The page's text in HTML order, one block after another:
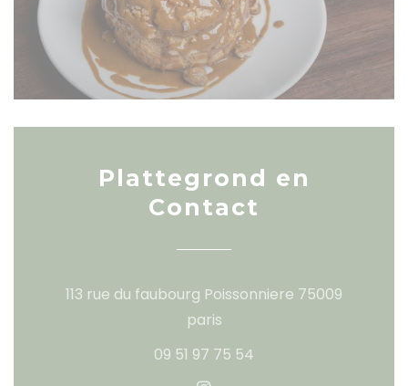
Plattegrond en
Contact
113 rue du faubourg Poissonniere 75009
paris((opent in een nieuw
09 51 97 75 54